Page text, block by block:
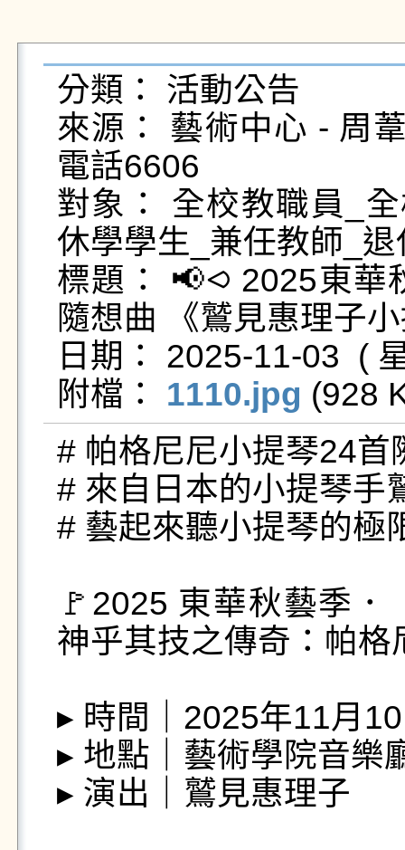
分類： 活動公告
來源： 藝術中心 - 周
電話6606
對象： 全校教職員_
休學學生_兼任教師_
標題： 📢⪦ 2025東華
隨想曲 《鷲見惠理子
日期： 2025-11-03  (
附檔： 1110.jpg (928
# 帕格尼尼小提琴24首
# 來自日本的小提琴手
# 藝起來聽小提琴的極
🚩2025 東華秋藝季
神乎其技之傳奇：帕
▸ 時間｜2025年11月
▸ 地點｜藝術學院音樂
▸ 演出｜鷲見惠理子